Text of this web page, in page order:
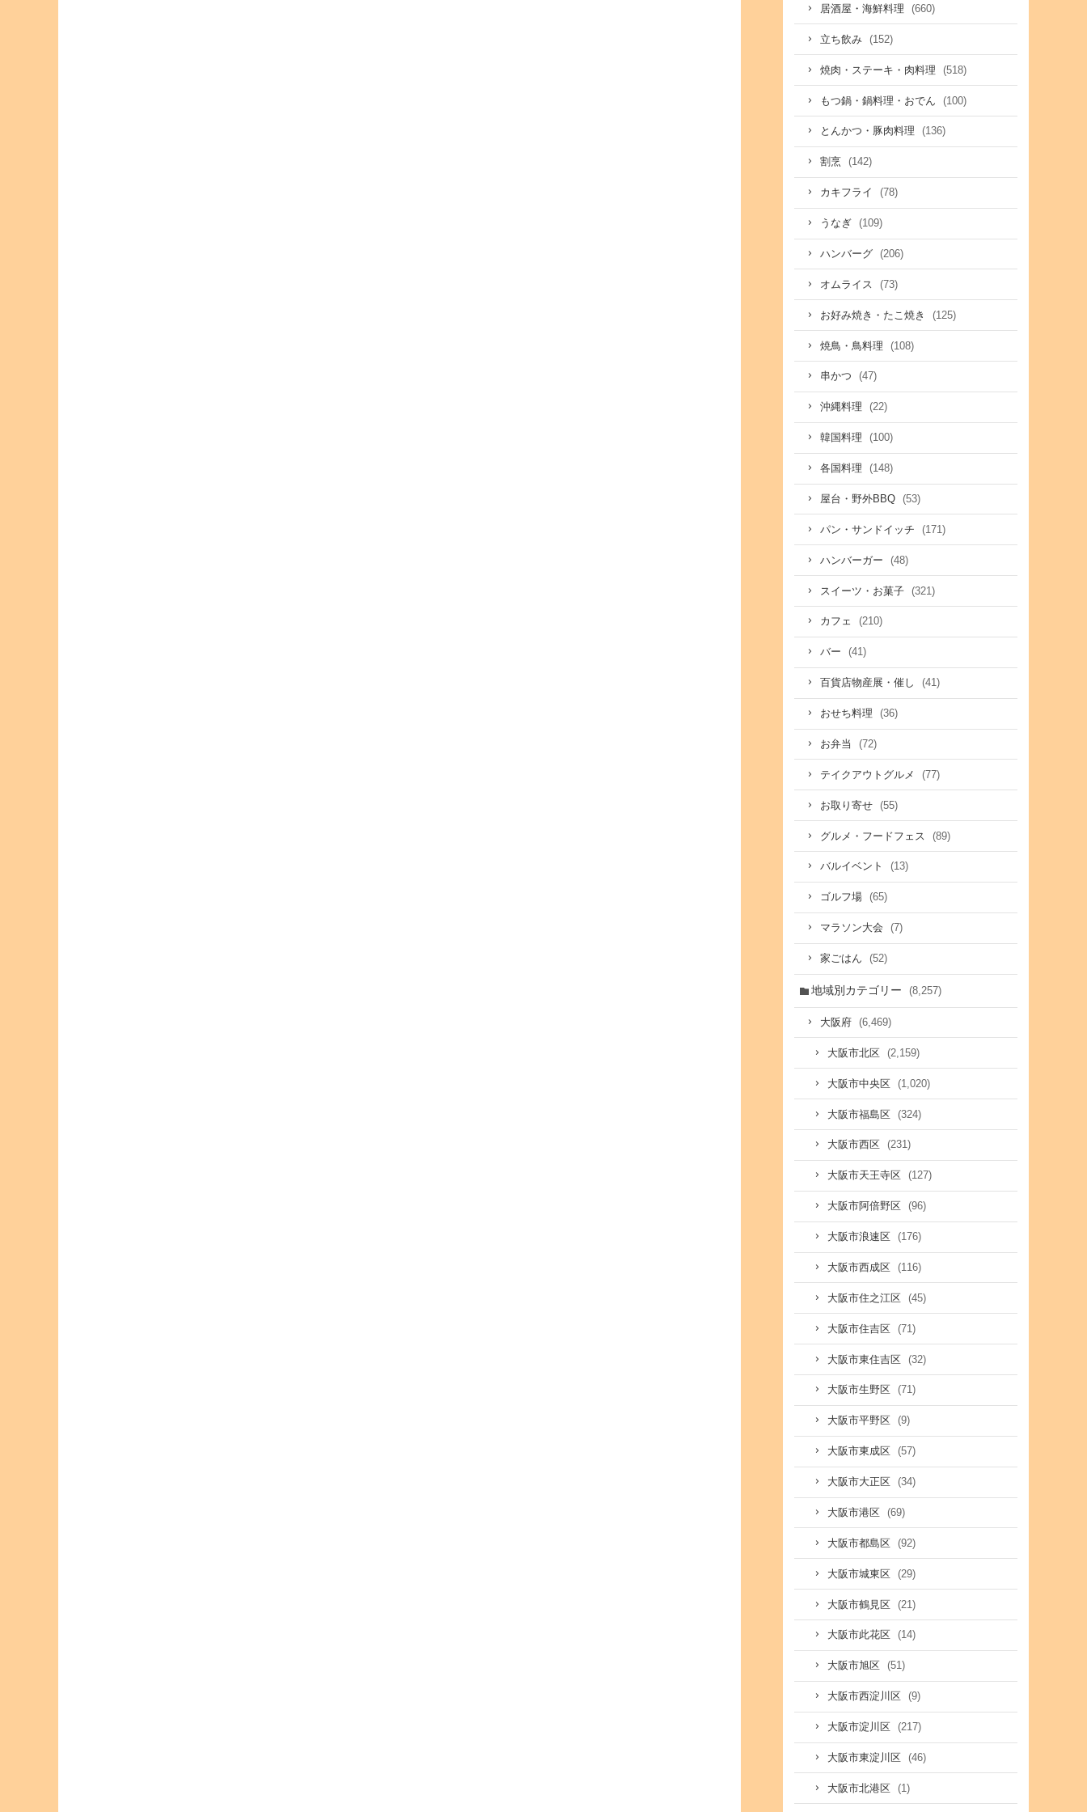
居酒屋・海鮮料理 (660)
立ち飲み (152)
焼肉・ステーキ・肉料理 (518)
もつ鍋・鍋料理・おでん (100)
とんかつ・豚肉料理 (136)
割烹 (142)
カキフライ (78)
うなぎ (109)
ハンバーグ (206)
オムライス (73)
お好み焼き・たこ焼き (125)
焼鳥・鳥料理 (108)
串かつ (47)
沖縄料理 (22)
韓国料理 (100)
各国料理 (148)
屋台・野外BBQ (53)
パン・サンドイッチ (171)
ハンバーガー (48)
スイーツ・お菓子 (321)
カフェ (210)
バー (41)
百貨店物産展・催し (41)
おせち料理 (36)
お弁当 (72)
テイクアウトグルメ (77)
お取り寄せ (55)
グルメ・フードフェス (89)
バルイベント (13)
ゴルフ場 (65)
マラソン大会 (7)
家ごはん (52)
地域別カテゴリー (8,257)
大阪府 (6,469)
大阪市北区 (2,159)
大阪市中央区 (1,020)
大阪市福島区 (324)
大阪市西区 (231)
大阪市天王寺区 (127)
大阪市阿倍野区 (96)
大阪市浪速区 (176)
大阪市西成区 (116)
大阪市住之江区 (45)
大阪市住吉区 (71)
大阪市東住吉区 (32)
大阪市生野区 (71)
大阪市平野区 (9)
大阪市東成区 (57)
大阪市大正区 (34)
大阪市港区 (69)
大阪市都島区 (92)
大阪市城東区 (29)
大阪市鶴見区 (21)
大阪市此花区 (14)
大阪市旭区 (51)
大阪市西淀川区 (9)
大阪市淀川区 (217)
大阪市東淀川区 (46)
大阪市北港区 (1)